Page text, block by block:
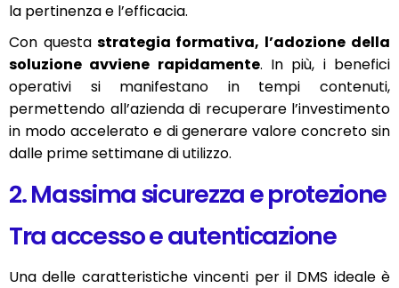
la pertinenza e l’efficacia.
Con questastrategia formativa, l’adozione della
soluzione avviene rapidamente. In più, i benefici
operativi si manifestano in tempi contenuti,
permettendo all’azienda di recuperare l’investimento
in modo accelerato e di generare valore concreto sin
dalle prime settimane di utilizzo.
2. Massima sicurezza e protezione
Tra accesso e autenticazione
Una delle caratteristiche vincenti per il DMS ideale è